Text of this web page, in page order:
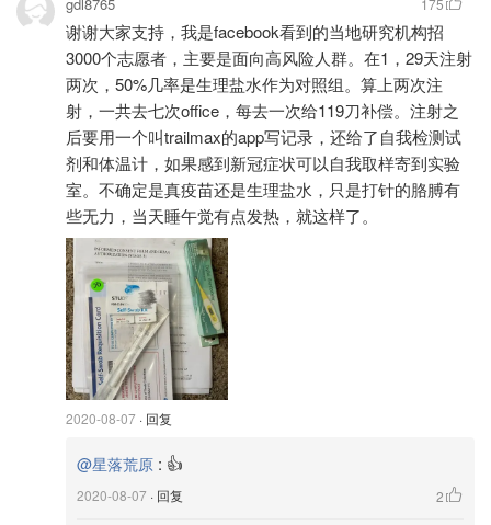
传统上，稀有疫苗会超先分配给一线医护人员和超容易受到
感染的人群。
图片来自于Getty Images，版权属于原作者
而美国国立卫生研究院所长Dr. Francis Collins表示，“还要
考虑地区因素，可能要将疫情超严重的地区排在首位。”另
外，对于参与疫苗超后研发阶段试验，但被安排在安慰剂对
照组的志愿者，Collins博士认为“也应该受到特殊的优先照
谢谢大家支持，我是facebook看到的当地研究机构招
3000个志愿者，主要是面向高风险人群。在1，29天注射
两次，50%几率是生理盐水作为对照组。算上两次注
射，一共去七次office，每去一次给119刀补偿。注射之
后要用一个叫trailmax的app写记录，还给了自我检测试
剂和体温计，如果感到新冠症状可以自我取样寄到实验
室。不确定是真疫苗还是生理盐水，只是打针的胳膊有
些无力，当天睡午觉有点发热，就这样了。
2020-08-07 · 回复
175
@星落荒原 : 👍
2020-08-07 · 回复 2